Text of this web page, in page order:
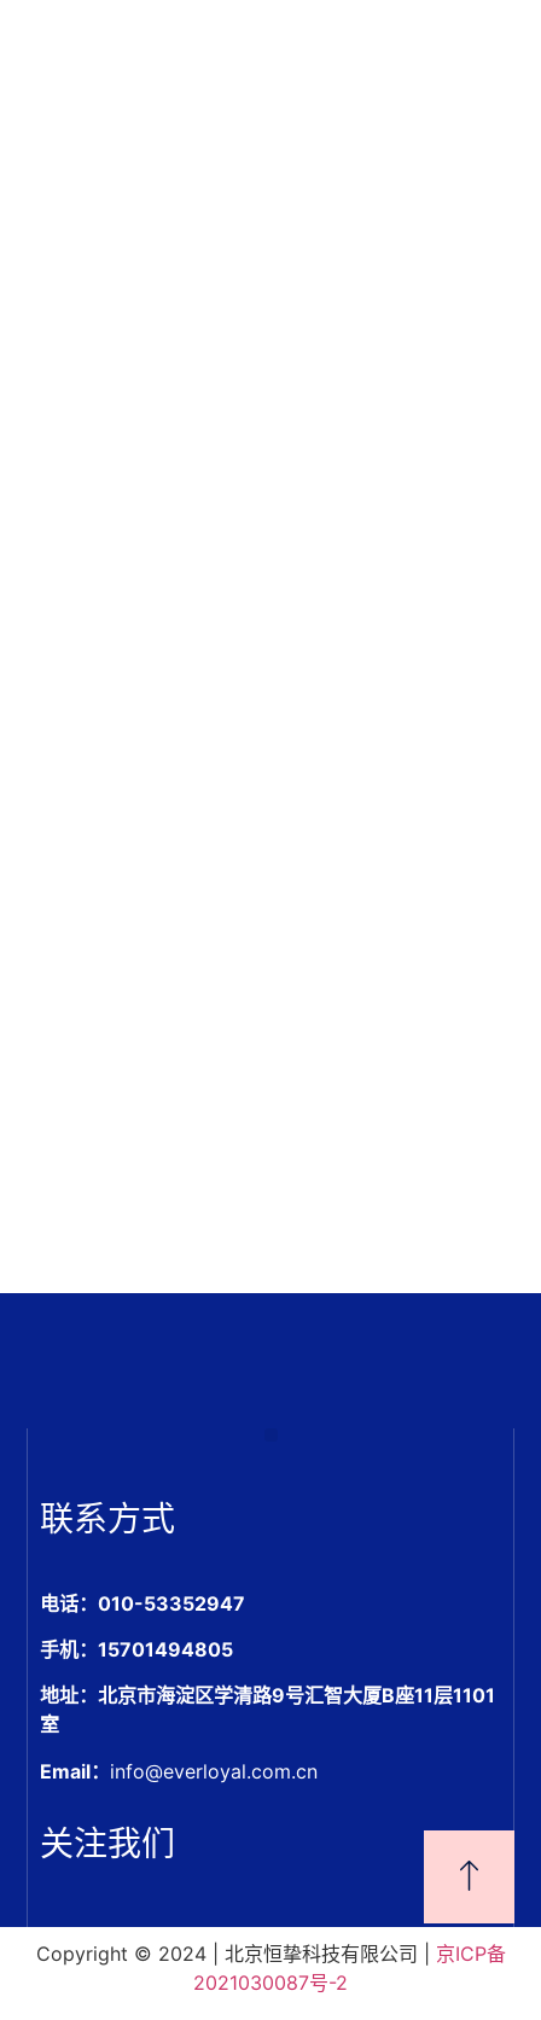
联系方式
电话：010-53352947
手机：15701494805
地址：北京市海淀区学清路9号汇智大厦B座11层1101
室
Email： info@everloyal.com.cn
关注我们
Copyright © 2024 | 北京恒挚科技有限公司 | 京ICP备
2021030087号-2